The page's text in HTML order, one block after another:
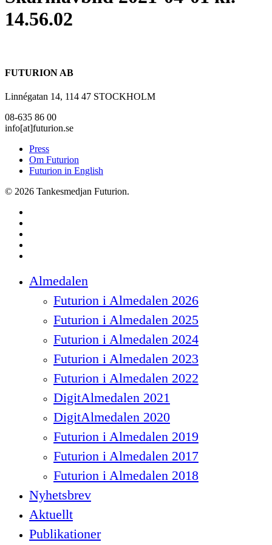
14.56.02
FUTURION AB
Linnégatan 14, 114 47 STOCKHOLM
08-635 86 00
info[at]futurion.se
Press
Om Futurion
Futurion in English
© 2026 Tankesmedjan Futurion.
Menu
Almedalen
Futurion i Almedalen 2026
Futurion i Almedalen 2025
Futurion i Almedalen 2024
Futurion i Almedalen 2023
Futurion i Almedalen 2022
DigitAlmedalen 2021
DigitAlmedalen 2020
Futurion i Almedalen 2019
Futurion i Almedalen 2017
Futurion i Almedalen 2018
Nyhetsbrev
Aktuellt
Publikationer